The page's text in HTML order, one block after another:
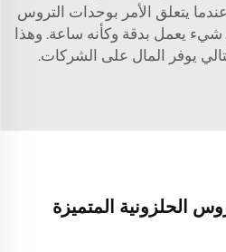
يتعلق الأمر بوحدات التروس
شيء يعمل بدقة وكأنه ساعة. وهذا
يوفر المال على الشركات.
الحلزونية المتميزة